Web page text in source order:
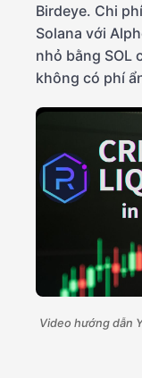
Birdeye. Chi
Solana với
nhỏ bằng SOL
không có phí
Video hướng dẫn